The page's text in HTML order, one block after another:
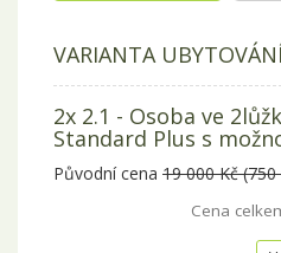
VARIANTA UBYTOVÁNÍ
2x 2.1 - Osoba ve
Standard Plus s
Původní cena 19 000 Kč (750
Cena